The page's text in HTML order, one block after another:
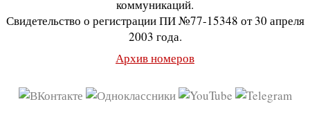
коммуникаций.
Свидетельство о регистрации ПИ №77-15348 от 30 апреля
2003 года.
Архив номеров